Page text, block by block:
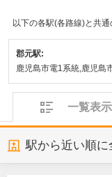
以下の各駅(各路線)と共
郡元駅:
鹿児島市電1系統,鹿児島
一覧表示
駅から近い順に